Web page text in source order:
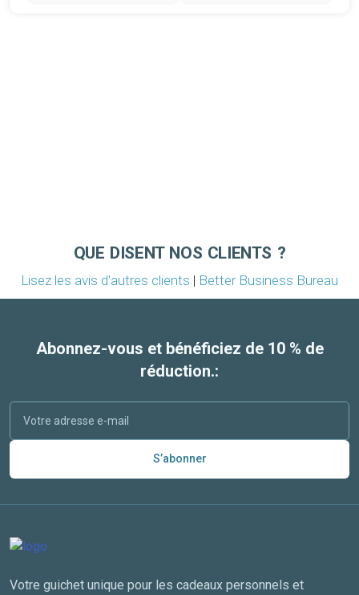
QUE DISENT NOS CLIENTS ?
Lisez les avis d'autres clients | Better Business Bureau
Abonnez-vous et bénéficiez de 10 % de
réduction.:
S’abonner
Votre guichet unique pour les cadeaux personnels et